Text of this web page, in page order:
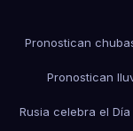
Pronostican
Pronostican
Rusia celebra el